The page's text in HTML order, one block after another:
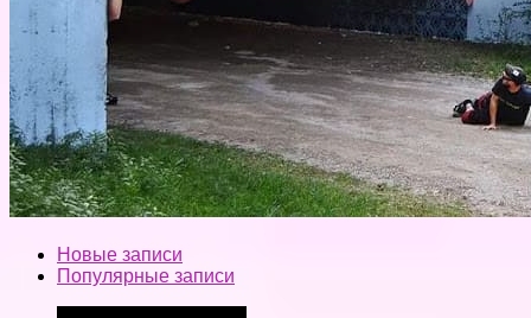
Новые записи
Популярные записи